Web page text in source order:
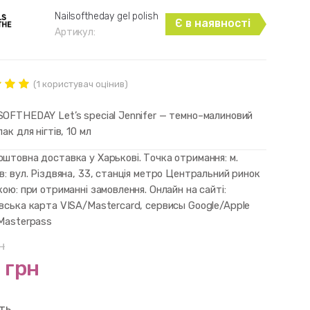
Nailsoftheday gel polish
Артикул:
Є в наявності
of
on
(1 користувач оцінив)
Let’s special Jennifer — темно–малиновий
для нігтів, 10 мл
доставка у Харькові. Точка отримання: м.
вул. Різдвяна, 33, станція метро Центральний ринок
при отриманні замовлення. Онлайн на сайті:
карта VISA/Mastercard, сервисы Google/Apple